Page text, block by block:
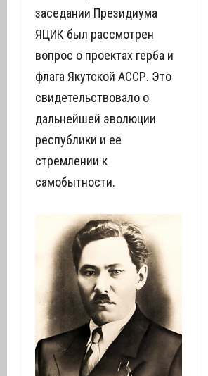
заседании Президиума
ЯЦИК был рассмотрен
вопрос о проектах герба и
флага Якутской АССР. Это
свидетельствовало о
дальнейшей эволюции
республики и ее
стремлении к
самобытности.